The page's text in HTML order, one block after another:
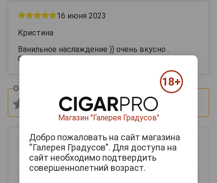
16 июня 2023
Кристина
Ванильное наслаждение )) очень вкусно .
Советую
Оцените и напишите отзыв:
Магазин "Галерея Градусов"
Добро пожаловать на сайт магазина
“Галерея Градусов”. Для доступа на
сайт необходимо подтвердить
совершеннолетний возраст.